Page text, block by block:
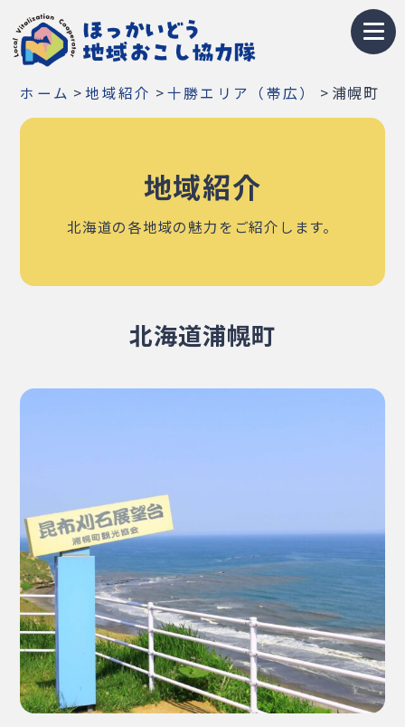
トップページ
隊員紹介
ホーム > 地域紹介 >十勝エリア（帯広） > 浦幌町
地域紹介
北海道の各地域の魅力をご紹介します。
北海道浦幌町